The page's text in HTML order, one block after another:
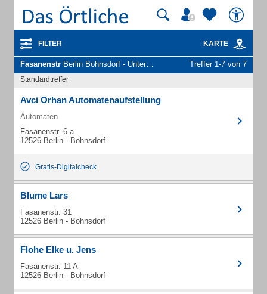
FILTER KARTE
Fasanenstr Berlin Bohnsdorf - Unternehmen und Personen Treffer 1-7 von 7
Standardtreffer
Avci Orhan Automatenaufstellung
Automaten
Fasanenstr. 6 a
12526 Berlin - Bohnsdorf
Gratis-Digitalcheck
Blume Lars
Fasanenstr. 31
12526 Berlin - Bohnsdorf
Flohe Elke u. Jens
Fasanenstr. 11 A
12526 Berlin - Bohnsdorf